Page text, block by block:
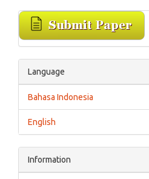
Language
Bahasa Indonesia
English
Information